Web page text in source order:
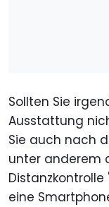
Sollten Sie
Ausstattung
Sie auch nach
unter anderem
Distanzkontrolle
eine